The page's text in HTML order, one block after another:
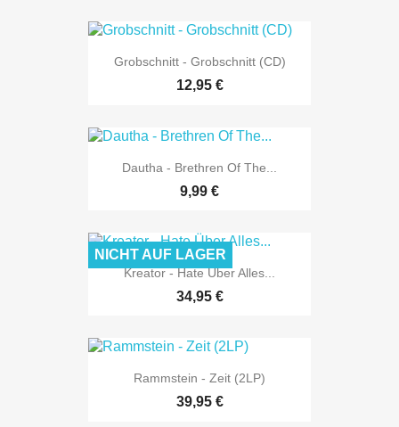
Grobschnitt - Grobschnitt (CD)
12,95 €
Dautha - Brethren Of The...
9,99 €
Kreator - Hate Über Alles...
34,95 €
NICHT AUF LAGER
Rammstein - Zeit (2LP)
39,95 €